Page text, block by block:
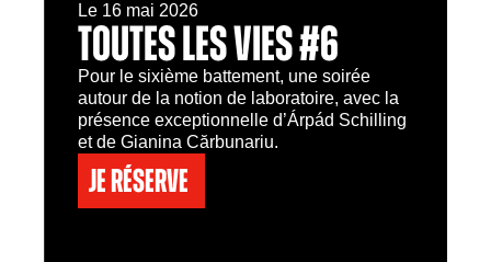
Le 16 mai 2026
TOUTES LES VIES #6
Pour le sixième battement, une soirée
autour de la notion de laboratoire, avec la
présence exceptionnelle d’Árpád Schilling
et de Gianina Cărbunariu.
Je réserve